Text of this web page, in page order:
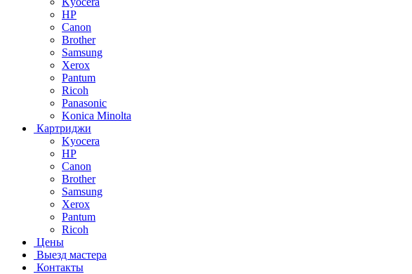
HP
Canon
Brother
Samsung
Xerox
Pantum
Ricoh
Panasonic
Konica Minolta
Картриджи
Kyocera
HP
Canon
Brother
Samsung
Xerox
Pantum
Ricoh
Цены
Выезд мастера
Контакты